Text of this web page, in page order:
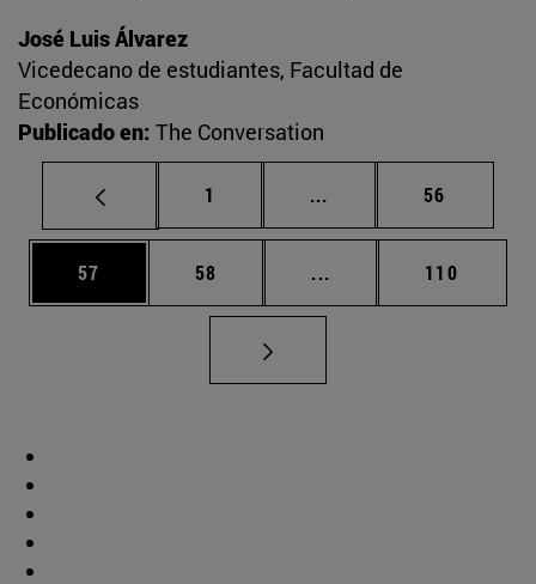
José Luis Álvarez
Vicedecano de estudiantes, Facultad de
Económicas
Publicado en: The Conversation
Página
1 ... Páginas intermedias
Página
56
Página
57 Página
58 ... Páginas intermedias
Página
110